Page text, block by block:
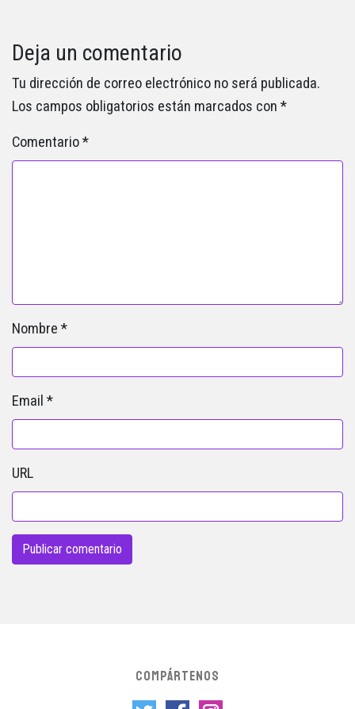
Deja un comentario
Tu dirección de correo electrónico no será publicada.
Los campos obligatorios están marcados con *
Comentario*
Nombre *
Email *
URL
COMPÁRTENOS